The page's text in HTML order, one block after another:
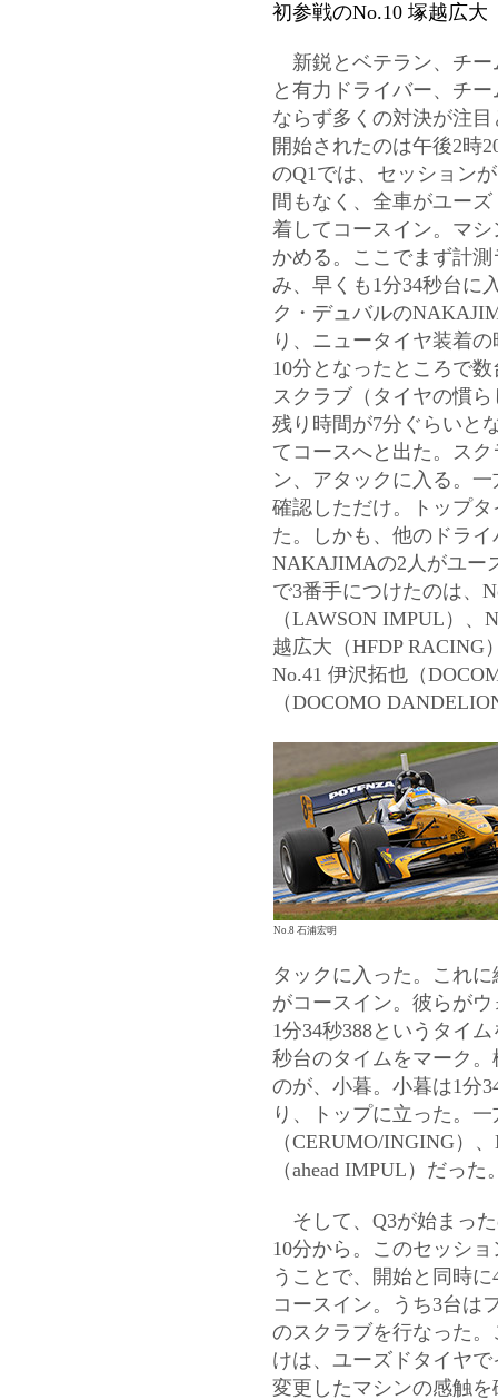
初参戦のNo.10 塚越広大
新鋭とベテラン、チー
と有力ドライバー、チ
ならず多くの対決が注
開始されたのは午後2時
のQ1では、セッション
間もなく、全車がユー
着してコースイン。マ
かめる。ここでまず計
み、早くも1分34秒台に
ク・デュバルの
り、ニュータイヤ装着
10分となったところで
スクラブ（タイヤの慣
残り時間が7分ぐらいと
てコースへと出た。ス
ン、アタックに入る。
確認しただけ。トップ
た。しかも、他のドラ
NAKAJIMAの2人がユー
で3番手につけたのは、
（LAWSON IMPUL）、
越広大（HFDP RACING
No.41 伊沢拓也（
（DOCOMO
No.8 石浦宏明
タックに入った。これ
がコースイン。彼らが
1分34秒388というタイ
秒台のタイムをマーク
のが、小暮。小暮は1分
り、トップに立った。
（CERUMO/INGING）
（ahead IMPUL）だった
そして、Q3が始まっ
10分から。このセッシ
うことで、開始と同時
コースイン。うち3台は
のスクラブを行なった
けは、ユーズドタイヤ
変更したマシンの感触